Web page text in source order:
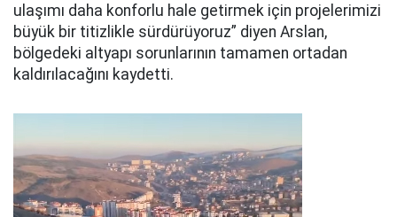
ulaşımı daha konforlu hale getirmek için projelerimizi
büyük bir titizlikle sürdürüyoruz” diyen Arslan,
bölgedeki altyapı sorunlarının tamamen ortadan
kaldırılacağını kaydetti.